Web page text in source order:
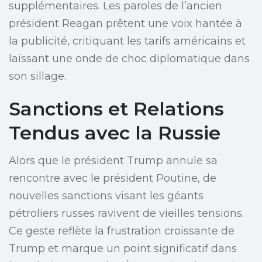
supplémentaires. Les paroles de l’ancien
président Reagan prêtent une voix hantée à
la publicité, critiquant les tarifs américains et
laissant une onde de choc diplomatique dans
son sillage.
Sanctions et Relations
Tendus avec la Russie
Alors que le président Trump annule sa
rencontre avec le président Poutine, de
nouvelles sanctions visant les géants
pétroliers russes ravivent de vieilles tensions.
Ce geste reflète la frustration croissante de
Trump et marque un point significatif dans